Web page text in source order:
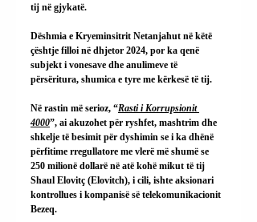
tij në gjykatë.
Dëshmia e Kryeminsitrit Netanjahut në këtë
çështje filloi në dhjetor 2024, por ka qenë
subjekt i vonesave dhe anulimeve të
përsëritura, shumica e tyre me kërkesë të tij.
Në rastin më serioz, “Rasti i Korrupsionit
4000”, ai akuzohet për ryshfet, mashtrim dhe
shkelje të besimit për dyshimin se i ka dhënë
përfitime rregullatore me vlerë më shumë se
250 milionë dollarë në atë kohë mikut të tij
Shaul Elovitç (Elovitch), i cili, ishte aksionari
kontrollues i kompanisë së telekomunikacionit
Bezeq.